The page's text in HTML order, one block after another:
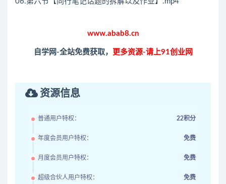
www.abab8.cn
自学网-全站免费获取， 更多资源-请上91创业网
资源信息
普通用户特权： 22积分
年度会员用户特权： 免费
月度会员用户特权： 免费
超级合伙人用户特权： 免费